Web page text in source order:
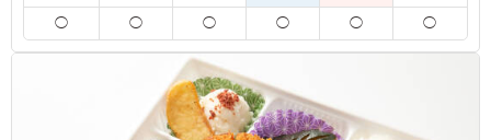
※夏季や時期、気候により食の安全を考慮し、傷みやすい食材
を別の内容に変更させていただく場合がございます。
人気だろうなと思って1番多めに発注しましたがすぐなく
◯ ◯ ◯ ◯ ◯ ◯